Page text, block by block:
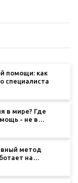
помощи: как
специалиста
в мире? Где
- не в
метод
на